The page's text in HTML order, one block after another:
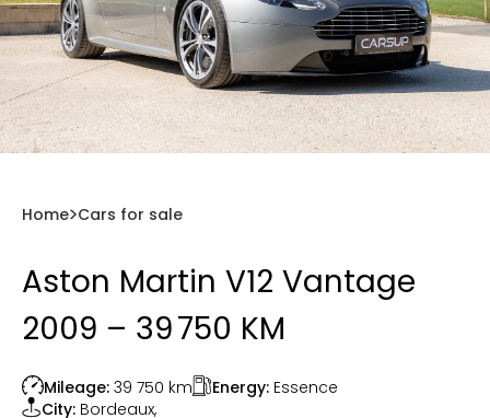
Home Cars for sale
Aston Martin V12 Vantage
2009 – 39 750 KM
Mileage: 39 750 km Energy: Essence
City: Bordeaux,